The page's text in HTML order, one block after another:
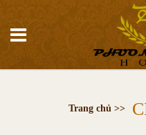
Trang chủ >>